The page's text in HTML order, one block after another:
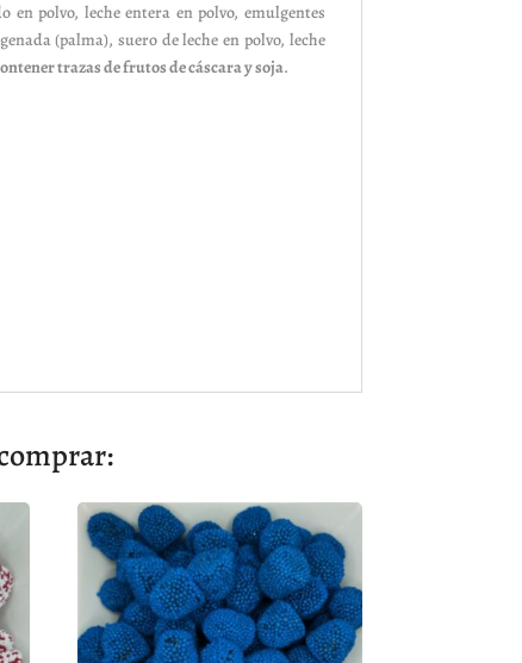
en polvo, leche entera en polvo, emulgentes
(palma), suero de leche en polvo, leche
trazas de frutos de cáscara y soja.